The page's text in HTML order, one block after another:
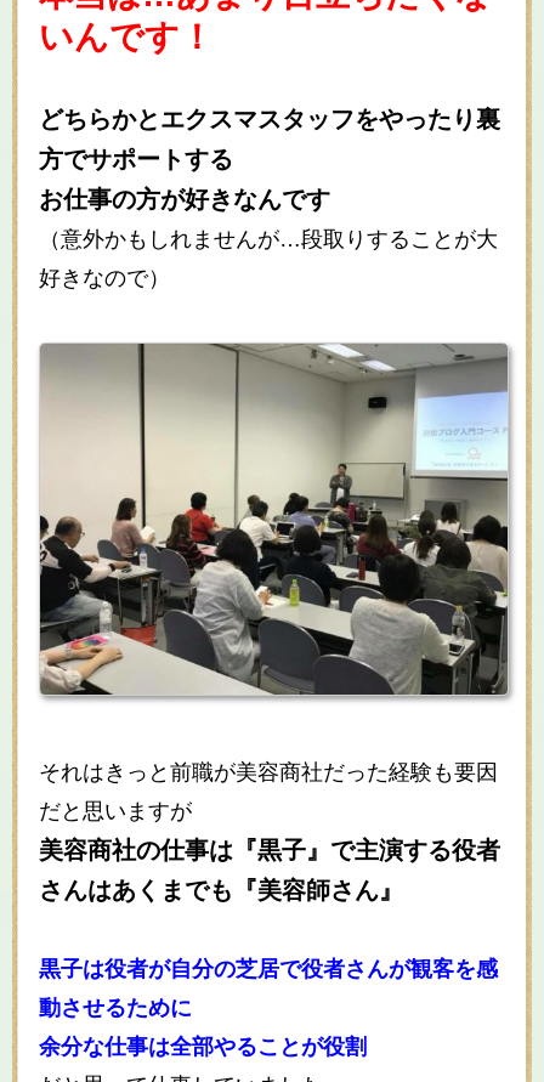
いんです！
どちらかとエクスマスタッフをやったり裏
方でサポートする
お仕事の方が好きなんです
（意外かもしれませんが…段取りすることが大
好きなので）
それはきっと前職が美容商社だった経験も要因
だと思いますが
美容商社の仕事は『黒子』で主演する役者
さんはあくまでも『美容師さん』
黒子は役者が自分の芝居で役者さんが観客を感
動させるために
余分な仕事は全部やることが役割